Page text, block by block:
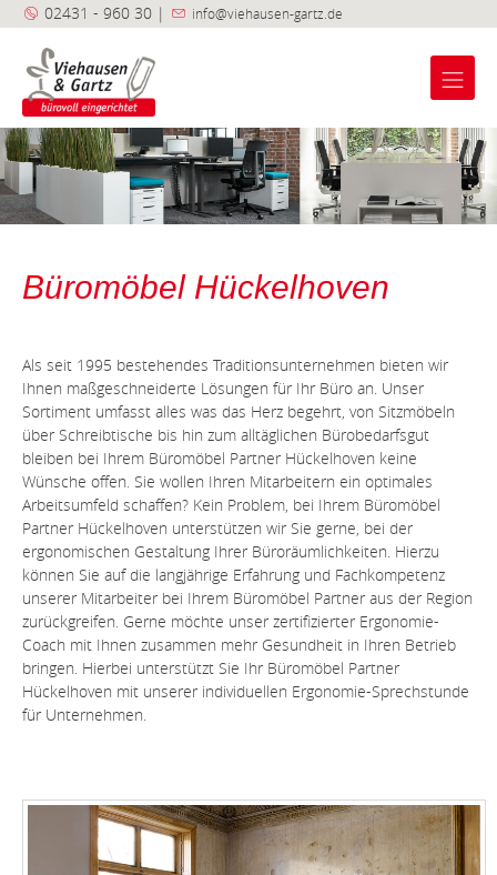
02431 - 960 30 |
info@viehausen-gartz.de
Büromöbel Hückelhoven
Als seit 1995 bestehendes Traditionsunternehmen bieten wir
Ihnen maßgeschneiderte Lösungen für Ihr Büro an. Unser
Sortiment umfasst alles was das Herz begehrt, von Sitzmöbeln
über Schreibtische bis hin zum alltäglichen Bürobedarfsgut
bleiben bei Ihrem Büromöbel Partner Hückelhoven keine
Wünsche offen. Sie wollen Ihren Mitarbeitern ein optimales
Arbeitsumfeld schaffen? Kein Problem, bei Ihrem Büromöbel
Partner Hückelhoven unterstützen wir Sie gerne, bei der
ergonomischen Gestaltung Ihrer Büroräumlichkeiten. Hierzu
können Sie auf die langjährige Erfahrung und Fachkompetenz
unserer Mitarbeiter bei Ihrem Büromöbel Partner aus der Region
zurückgreifen. Gerne möchte unser zertifizierter Ergonomie-
Coach mit Ihnen zusammen mehr Gesundheit in Ihren Betrieb
bringen. Hierbei unterstützt Sie Ihr Büromöbel Partner
Hückelhoven mit unserer individuellen Ergonomie-Sprechstunde
für Unternehmen.